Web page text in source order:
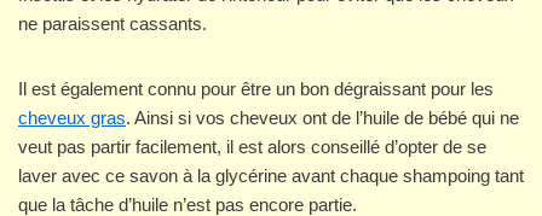
ne paraissent cassants.
Il est également connu pour être un bon dégraissant pour les
cheveux gras. Ainsi si vos cheveux ont de l’huile de bébé qui ne
veut pas partir facilement, il est alors conseillé d’opter de se
laver avec ce savon à la glycérine avant chaque shampoing tant
que la tâche d’huile n’est pas encore partie.